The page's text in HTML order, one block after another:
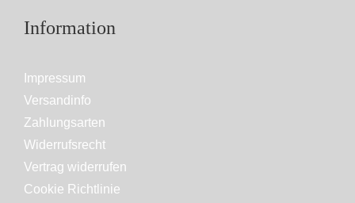
Information
Impressum
Versandinfo
Zahlungsarten
Widerrufsrecht
Vertrag widerrufen
Cookie Richtlinie